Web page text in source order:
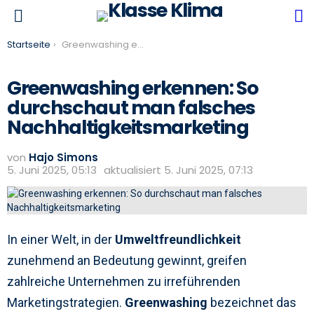
You are here:
Startseite Greenwashing erkennen: So durchschaut man falsches Nachhaltigkeitsmarketing
Greenwashing erkennen: So
durchschaut man falsches
Nachhaltigkeitsmarketing
von Hajo Simons
5. Juni 2025, 05:13 aktualisiert 5. Juni 2025, 07:13
In einer Welt, in der Umweltfreundlichkeit
zunehmend an Bedeutung gewinnt, greifen
zahlreiche Unternehmen zu irreführenden
Marketingstrategien. Greenwashing bezeichnet das